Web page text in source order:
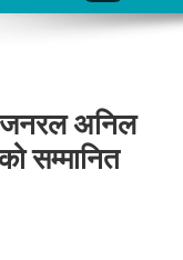
जनरल अनिल
सम्मानित